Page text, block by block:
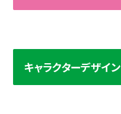
キャラクターデザイン